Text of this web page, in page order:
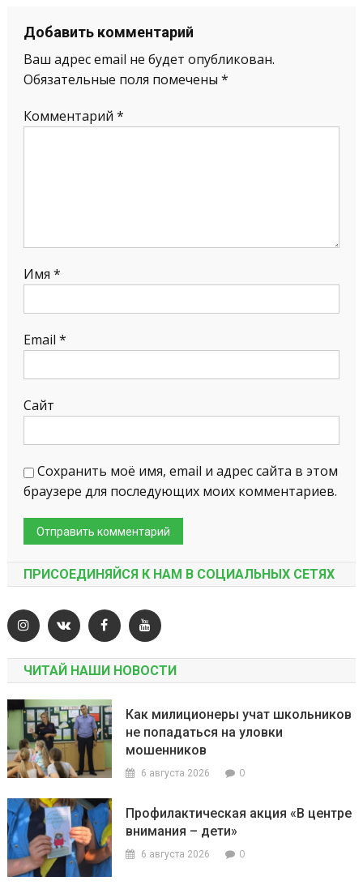
Добавить комментарий
Ваш адрес email не будет опубликован.
Обязательные поля помечены *
Комментарий *
Имя *
Email *
Сайт
Сохранить моё имя, email и адрес сайта в этом
браузере для последующих моих комментариев.
ПРИСОЕДИНЯЙСЯ К НАМ В СОЦИАЛЬНЫХ СЕТЯХ
ЧИТАЙ НАШИ НОВОСТИ
Как милиционеры учат школьников
не попадаться на уловки
мошенников
6 августа 2026 0
Профилактическая акция «В центре
внимания – дети»
6 августа 2026 0